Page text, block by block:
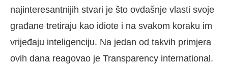
najinteresantnijih stvari je što ovdašnje vlasti svoje
građane tretiraju kao idiote i na svakom koraku im
vrijeđaju inteligenciju. Na jedan od takvih primjera
ovih dana reagovao je Transparency international.